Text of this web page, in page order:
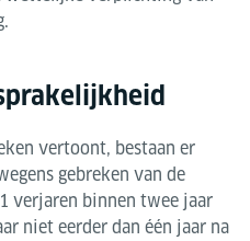
vertoont, bestaan er
gebreken van de
verjaren binnen twee jaar
niet eerder dan één jaar na